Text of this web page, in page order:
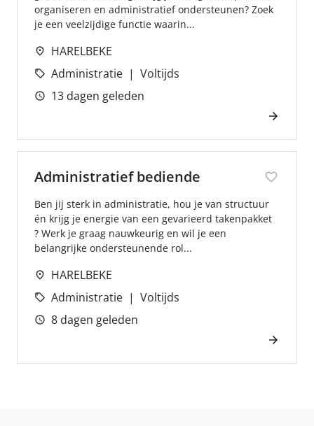
organiseren en administratief ondersteunen? Zoek
je een veelzijdige functie waarin...
HARELBEKE
Administratie
Voltijds
13 dagen geleden
Administratief bediende
Ben jij sterk in administratie, hou je van structuur
én krijg je energie van een gevarieerd takenpakket
? Werk je graag nauwkeurig en wil je een
belangrijke ondersteunende rol...
HARELBEKE
Administratie
Voltijds
8 dagen geleden